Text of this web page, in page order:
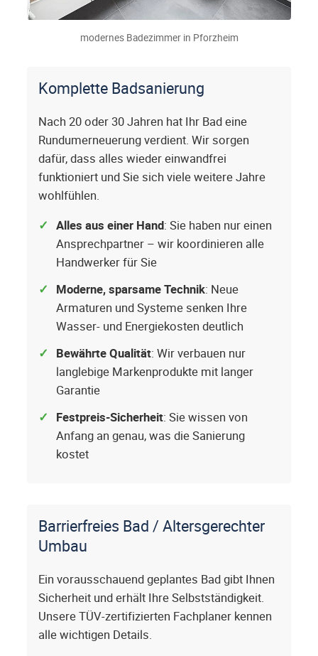
modernes Badezimmer in Pforzheim
Komplette Badsanierung
Nach 20 oder 30 Jahren hat Ihr Bad eine
Rundumerneuerung verdient. Wir sorgen
dafür, dass alles wieder einwandfrei
funktioniert und Sie sich viele weitere Jahre
wohlfühlen.
Alles aus einer Hand: Sie haben nur einen
Ansprechpartner – wir koordinieren alle
Handwerker für Sie
Moderne, sparsame Technik: Neue
Armaturen und Systeme senken Ihre
Wasser- und Energiekosten deutlich
Bewährte Qualität: Wir verbauen nur
langlebige Markenprodukte mit langer
Garantie
Festpreis-Sicherheit: Sie wissen von
Anfang an genau, was die Sanierung
kostet
Barrierfreies Bad / Altersgerechter
Umbau
Ein vorausschauend geplantes Bad gibt Ihnen
Sicherheit und erhält Ihre Selbstständigkeit.
Unsere TÜV-zertifizierten Fachplaner kennen
alle wichtigen Details.